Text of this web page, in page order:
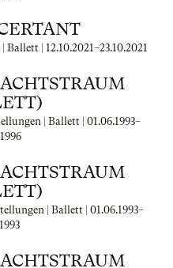
Ballett | 12.10.2021–23.10.2021
| Ballett | 01.06.1993–
| Ballett | 01.06.1993–